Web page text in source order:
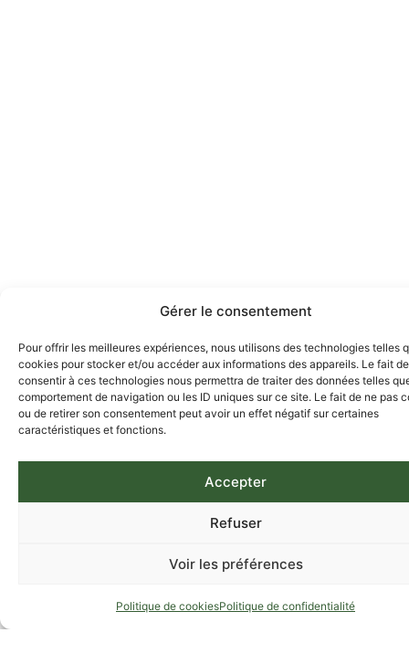
Gérer le consentement
Pour offrir les meilleures expériences, nous utilisons des technologies telles
cookies pour stocker et/ou accéder aux informations des appareils. Le fait de
consentir à ces technologies nous permettra de traiter des données telles
comportement de navigation ou les ID uniques sur ce site. Le fait de ne pas
ou de retirer son consentement peut avoir un effet négatif sur certaines
caractéristiques et fonctions.
Accepter
Refuser
Voir les préférences
Politique de cookiesPolitique de confidentialité